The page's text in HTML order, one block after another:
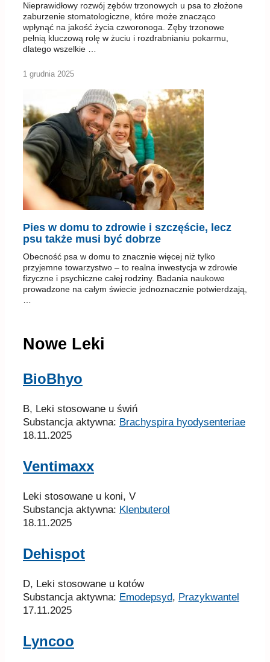
Nieprawidłowy rozwój zębów trzonowych u psa to złożone
zaburzenie stomatologiczne, które może znacząco
wpłynąć na jakość życia czworonoga. Zęby trzonowe
pełnią kluczową rolę w żuciu i rozdrabnianiu pokarmu,
dlatego wszelkie …
1 grudnia 2025
Pies w domu to zdrowie i szczęście, lecz
psu także musi być dobrze
Obecność psa w domu to znacznie więcej niż tylko
przyjemne towarzystwo – to realna inwestycja w zdrowie
fizyczne i psychiczne całej rodziny. Badania naukowe
prowadzone na całym świecie jednoznacznie potwierdzają,
Nowe Leki
BioBhyo
B, Leki stosowane u świń
Substancja aktywna: Brachyspira hyodysenteriae
18.11.2025
Ventimaxx
Leki stosowane u koni, V
Substancja aktywna: Klenbuterol
18.11.2025
Dehispot
D, Leki stosowane u kotów
Substancja aktywna: Emodepsyd, Prazykwantel
17.11.2025
Lyncoo